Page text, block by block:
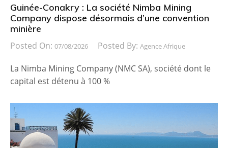
Guinée-Conakry : La société Nimba Mining
Company dispose désormais d’une convention
minière
Posted On: 07/08/2026 Posted By: Agence Afrique
La Nimba Mining Company (NMC SA), société dont le
capital est détenu à 100 %